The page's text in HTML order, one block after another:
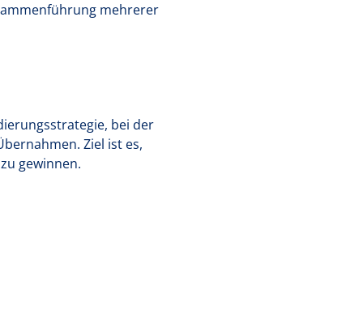
mehrerer
bei der
Ziel ist es,
gewinnen.